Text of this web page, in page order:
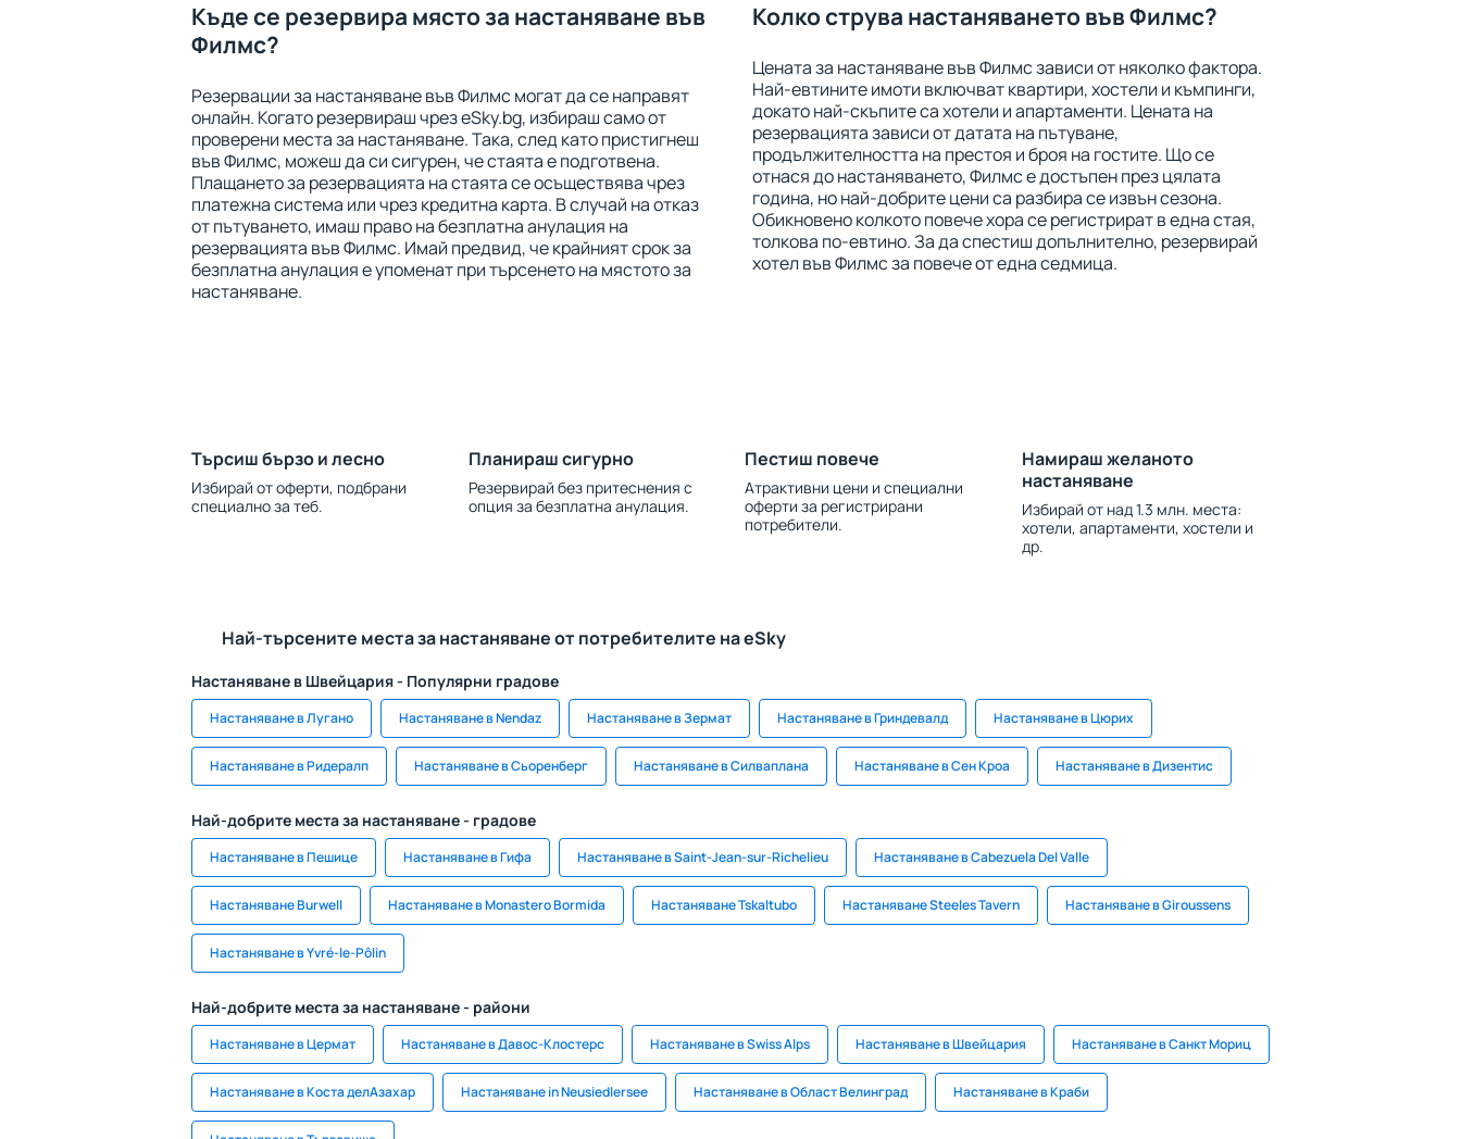
Къде се резервира място за настаняване във
Филмс?
Резервации за настаняване във Филмс могат да се направят
онлайн. Когато резервираш чрез eSky.bg, избираш само от
проверени места за настаняване. Така, след като пристигнеш
във Филмс, можеш да си сигурен, че стаята е подготвена.
Плащането за резервацията на стаята се осъществява чрез
платежна система или чрез кредитна карта. В случай на отказ
от пътуването, имаш право на безплатна анулация на
резервацията във Филмс. Имай предвид, че крайният срок за
безплатна анулация е упоменат при търсенето на мястото за
настаняване.
Колко струва настаняването във Филмс?
Цената за настаняване във Филмс зависи от няколко фактора.
Най-евтините имоти включват квартири, хостели и къмпинги,
докато най-скъпите са хотели и апартаменти. Цената на
резервацията зависи от датата на пътуване,
продължителността на престоя и броя на гостите. Що се
отнася до настаняването, Филмс е достъпен през цялата
година, но най-добрите цени са разбира се извън сезона.
Обикновено колкото повече хора се регистрират в една стая,
толкова по-евтино. За да спестиш допълнително, резервирай
хотел във Филмс за повече от една седмица.
Търсиш бързо и лесно
Избирай от оферти, подбрани
специално за теб.
Планираш сигурно
Резервирай без притеснения с
опция за безплатна анулация.
Пестиш повече
Атрактивни цени и специални
оферти за регистрирани
потребители.
Намираш желаното
настаняване
Избирай от над 1.3 млн. места:
хотели, апартаменти, хостели и
др.
Най-търсените места за настаняване от потребителите на eSky
Настаняване в Швейцария - Популярни градове
Настаняване в Лугано Настаняване в Nendaz Настаняване в Зермат Настаняване в Гриндевалд Настаняване в Цюрих
Настаняване в Ридералп Настаняване в Сьоренберг Настаняване в Силваплана Настаняване в Сен Кроа Настаняване в Дизентис
Най-добрите места за настаняване - градове
Настаняване в Пешице Настаняване в Гифа Настаняване в Saint-Jean-sur-Richelieu Настаняване в Cabezuela Del Valle
Настаняване Burwell Настаняване в Monastero Bormida Настаняване Tskaltubo Настаняване Steeles Tavern Настаняване в Giroussens
Настаняване в Yvré-le-Pôlin
Най-добрите места за настаняване - райони
Настаняване в Цермат Настаняване в Давос-Клостерс Настаняване в Swiss Alps Настаняване в Швейцария Настаняване в Санкт Мориц
Настаняване в Коста делАзахар Настаняване in Neusiedlersee Настаняване в Област Велинград Настаняване в Краби